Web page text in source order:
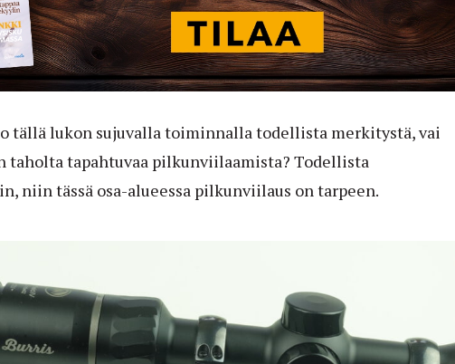
tällä lukon sujuvalla toiminnalla todellista merkitystä, vai
taholta tapahtuvaa pilkunviilaamista? Todellista
niin tässä osa-alueessa pilkunviilaus on tarpeen.